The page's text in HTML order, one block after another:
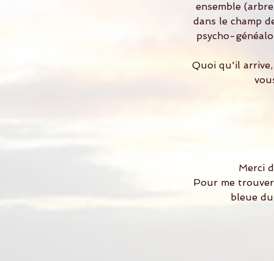
ensemble
dans le champ
psycho-
Quoi qu'il
Merci
Pour me
bleue